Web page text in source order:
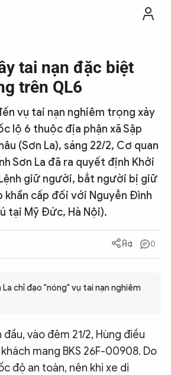
BÌNH
DÂN
tai nạn đặc biệt
trên QL6
vụ tai nạn nghiêm trọng xảy
lộ 6 thuộc địa phận xã Sặp
(Sơn La), sáng 22/2, Cơ quan
Sơn La đã ra quyết định Khởi
giữ người, bắt người bị giữ
cấp đối với Nguyễn Đình
tại Mỹ Đức, Hà Nội).
0
La chỉ đạo "nóng" vụ tai nạn nghiêm
vào đêm 21/2, Hùng điều
mang BKS 26F-00908. Do
độ an toàn, nên khi xe di